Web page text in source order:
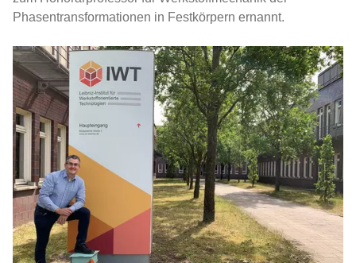
Phasentransformationen in Festkörpern ernannt.